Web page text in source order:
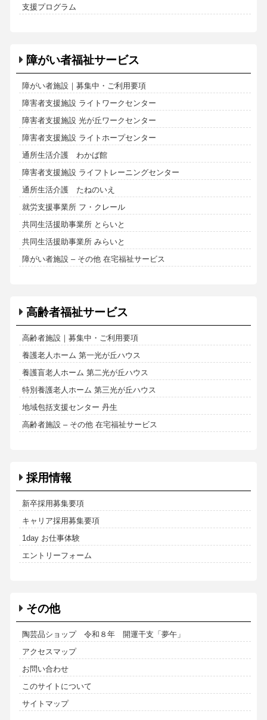
支援プログラム
障がい者福祉サービス
障がい者施設｜募集中・ご利用要項
障害者支援施設 ライトワークセンター
障害者支援施設 光が丘ワークセンター
障害者支援施設 ライトホープセンター
通所生活介護 わかば館
障害者支援施設 ライフトレーニングセンター
通所生活介護 たねのいえ
就労支援事業所 フ・クレール
共同生活援助事業所 とらいと
共同生活援助事業所 みらいと
障がい者施設 – その他 在宅福祉サービス
高齢者福祉サービス
高齢者施設｜募集中・ご利用要項
養護老人ホーム 第一光が丘ハウス
養護盲老人ホーム 第二光が丘ハウス
特別養護老人ホーム 第三光が丘ハウス
地域包括支援センター 丹生
高齢者施設 – その他 在宅福祉サービス
採用情報
新卒採用募集要項
キャリア採用募集要項
1day お仕事体験
エントリーフォーム
その他
陶芸品ショップ 令和８年 開運干支「夢午」
アクセスマップ
お問い合わせ
このサイトについて
サイトマップ